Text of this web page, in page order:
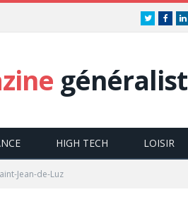
Twitter
HIGH TECH LOISIR
Jean-de-Luz